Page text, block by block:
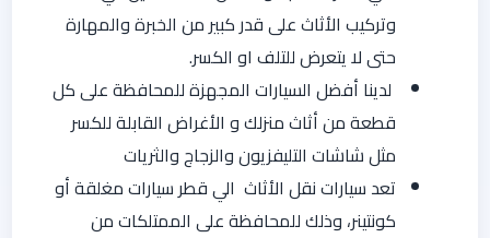
وتركيب الأثاث على قدر كبير من الخبرة والمهارة
حتى لا يتعرض للتلف او الكسر.
لدينا أفضل السيارات المجهزة للمحافظة على كل
قطعة من أثاث منزلك و الأغراض القابلة للكسر
مثل شاشات التليفزيون والزجاج والثريات
تعد سيارات نقل الأثاث الي قطر سيارات مغلقة أو
كونتينر، وذلك للمحافظة على الممتلكات من